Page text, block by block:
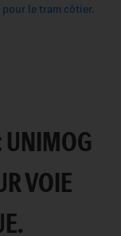
pour le tram côtier.
VOIE